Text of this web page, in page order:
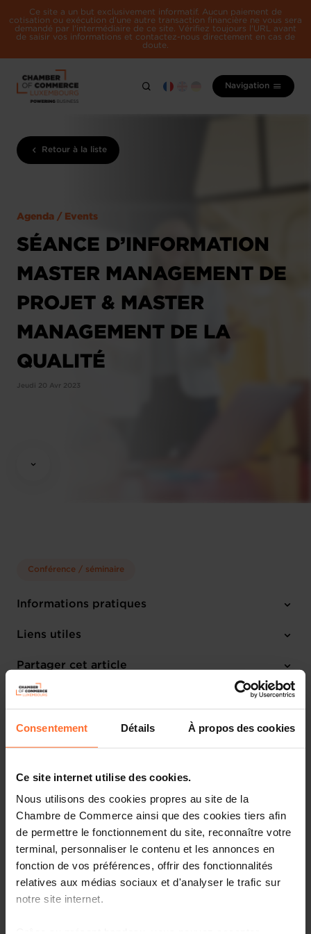
Consentement Détails À propos des cookies
Ce site internet utilise des cookies.
Nous utilisons des cookies propres au site de la
Chambre de Commerce ainsi que des cookies tiers afin
de permettre le fonctionnement du site, reconnaître votre
terminal, personnaliser le contenu et les annonces en
fonction de vos préférences, offrir des fonctionnalités
relatives aux médias sociaux et d'analyser le trafic sur
notre site internet.
Ce site a un but exclusivement informatif. Aucun paiement de
cotisation ou exécution d'une autre transaction financière ne vous sera
demandé par l'intermédiaire de ce site. Vérifiez toujours l'URL avant
de saisir vos informations et contactez-nous directement en cas de
doute.
Navigation
Retour à la liste
Agenda / Events
SÉANCE D’INFORMATION
MASTER MANAGEMENT DE
PROJET & MASTER
MANAGEMENT DE LA
QUALITÉ
Jeudi 20 Avr 2023
Conférence / séminaire
Informations pratiques
Jeudi 20 Avr 2023
Chambre de Commerce
Liens utiles
M'inscrire
Partager cet article